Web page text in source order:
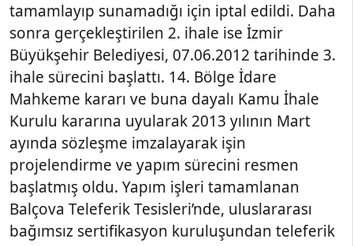
tamamlayıp sunamadığı için iptal edildi. Daha
sonra gerçekleştirilen 2. ihale ise İzmir
Büyükşehir Belediyesi, 07.06.2012 tarihinde 3.
ihale sürecini başlattı. 14. Bölge İdare
Mahkeme kararı ve buna dayalı Kamu İhale
Kurulu kararına uyularak 2013 yılının Mart
ayında sözleşme imzalayarak işin
projelendirme ve yapım sürecini resmen
başlatmış oldu. Yapım işleri tamamlanan
Balçova Teleferik Tesisleri’nde, uluslararası
bağımsız sertifikasyon kuruluşundan teleferik